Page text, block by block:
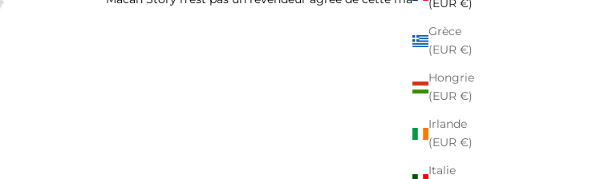
(EUR €)
Grèce
(EUR €)
Hongrie
(EUR €)
Irlande
(EUR €)
Italie